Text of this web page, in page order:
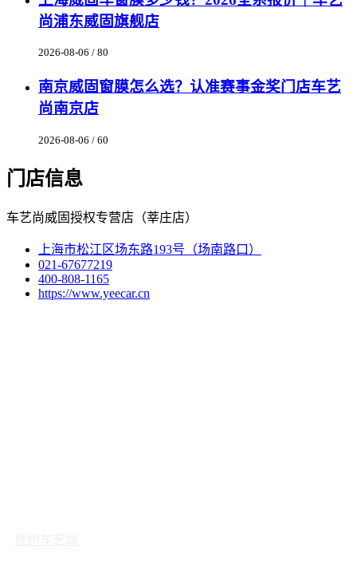
尚浦东威固旗舰店
2026-08-06 / 80
南京威固窗膜怎么选？认准赛事金奖门店车艺
尚南京店
2026-08-06 / 60
门店信息
车艺尚威固授权专营店（莘庄店）
上海市松江区场东路193号（场南路口）
021-67677219
400-808-1165
https://www.yeecar.cn